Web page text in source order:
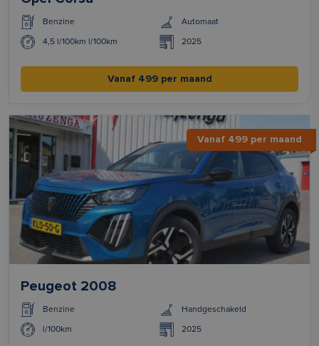
Benzine Automaat
4,5 l/100km l/100km 2025
Vanaf 499 per maand
Vanaf 499 per maand
Peugeot 2008
Benzine Handgeschakeld
l/100km 2025